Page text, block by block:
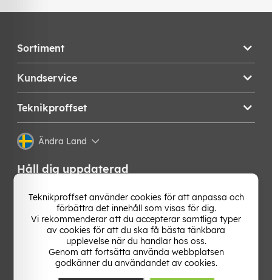
Sortiment
Kundservice
Teknikproffset
Ändra Land
Håll dig uppdaterad
Få de senaste nyheterna, hetaste erbjudandena och
bästa tipsen från oss direkt i din mejlkorg. Signa upp på
vårt nyhetsbrev!
Teknikproffset använder cookies för att anpassa och
förbättra det innehåll som visas för dig.
Vi rekommenderar att du accepterar samtliga typer
av cookies för att du ska få bästa tänkbara
upplevelse när du handlar hos oss.
Genom att fortsätta använda webbplatsen
godkänner du användandet av cookies.